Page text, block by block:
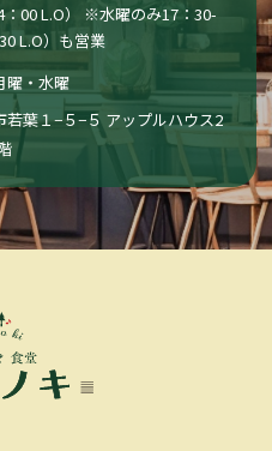
00 L.O） ※水曜のみ17：30-
L.O）も営業
曜・水曜
葉１−５−５ アップルハウス2